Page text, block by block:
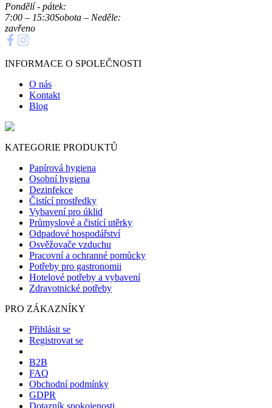
Pondělí - pátek:
7:00 – 15:30Sobota – Neděle:
zavřeno
INFORMACE O SPOLEČNOSTI
O nás
Kontakt
Blog
KATEGORIE PRODUKTŮ
Papírová hygiena
Osobní hygiena
Dezinfekce
Čistící prostředky
Vybavení pro úklid
Průmyslové a čistící utěrky
Odpadové hospodářství
Osvěžovače vzduchu
Pracovní a ochranné pomůcky
Potřeby pro gastronomii
Hotelové potřeby a vybavení
Zdravotnické potřeby
PRO ZÁKAZNÍKY
Přihlásit se
Registrovat se
B2B
FAQ
Obchodní podmínky
GDPR
Dotazník spokojenosti